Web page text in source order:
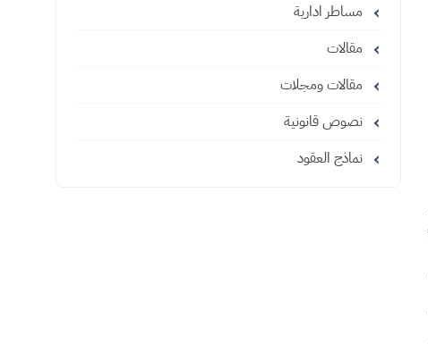
مساطر ادارية
مقالات
مقالات ومجلات
نصوص قانونية
نماذج العقود